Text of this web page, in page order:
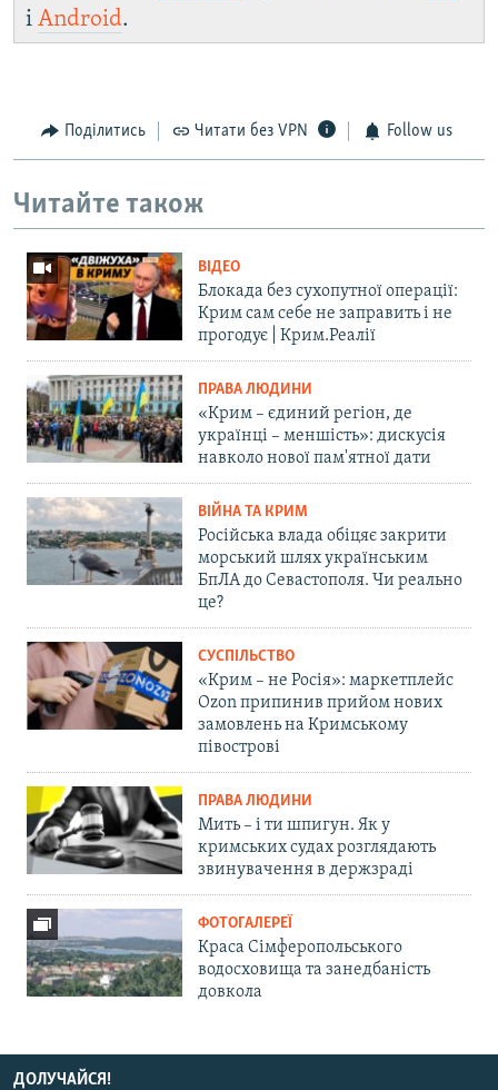
і Android.
Поділитись Читати без VPN Follow us
Читайте також
ВІДЕО
Блокада без сухопутної операції:
Крим сам себе не заправить і не
прогодує | Крим.Реалії
ПРАВА ЛЮДИНИ
«Крим – єдиний регіон, де
українці – меншість»: дискусія
навколо нової пам'ятної дати
ВІЙНА ТА КРИМ
Російська влада обіцяє закрити
морський шлях українським
БпЛА до Севастополя. Чи реально
це?
СУСПІЛЬСТВО
«Крим – не Росія»: маркетплейс
Ozon припинив прийом нових
замовлень на Кримському
півострові
ПРАВА ЛЮДИНИ
Мить – і ти шпигун. Як у
кримських судах розглядають
звинувачення в держзраді
ФОТОГАЛЕРЕЇ
Краса Сімферопольського
водосховища та занедбаність
довкола
ДОЛУЧАЙСЯ!